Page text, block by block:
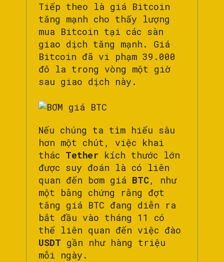
Tiếp theo là giá Bitcoin
tăng mạnh cho thấy lượng
mua Bitcoin tại các sàn
giao dịch tăng mạnh. Giá
Bitcoin đã vi phạm 39.000
đô la trong vòng một giờ
sau giao dịch này.
Nếu chúng ta tìm hiểu sâu
hơn một chút, việc khai
thác Tether kích thước lớn
được suy đoán là có liên
quan đến bơm giá BTC, như
một bằng chứng rằng đợt
tăng giá BTC đang diễn ra
bắt đầu vào tháng 11 có
thể liên quan đến việc đào
USDT gần như hàng triệu
mỗi ngày.